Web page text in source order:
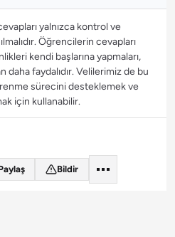
yalnızca kontrol ve
Öğrencilerin cevapları
kendi başlarına yapmaları,
daha faydalıdır. Velilerimiz de bu
sürecini desteklemek ve
için kullanabilir.
Bildir